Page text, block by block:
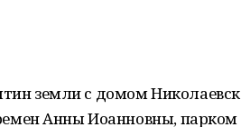
земли с домом
Анны Иоанновны,